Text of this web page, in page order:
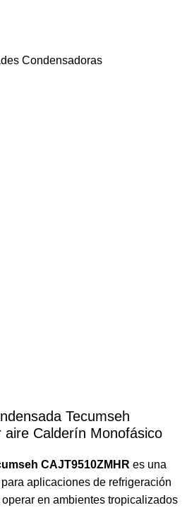
Condensadoras
Tecumseh
aire Calderín Monofásico
CAJT9510ZMHR es una
aplicaciones de refrigeración
en ambientes tropicalizados